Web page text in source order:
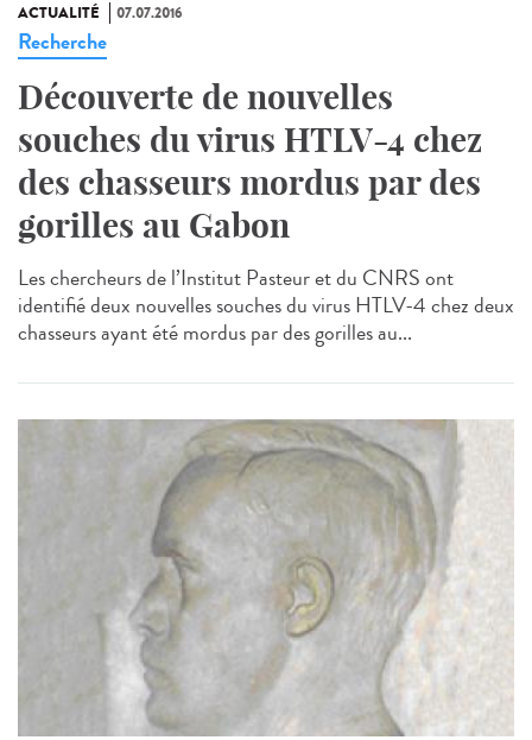
ACTUALITÉ 07.07.2016
Recherche
Découverte de nouvelles
souches du virus HTLV-4 chez
des chasseurs mordus par des
gorilles au Gabon
Les chercheurs de l’Institut Pasteur et du CNRS ont
identifié deux nouvelles souches du virus HTLV-4 chez deux
chasseurs ayant été mordus par des gorilles au...